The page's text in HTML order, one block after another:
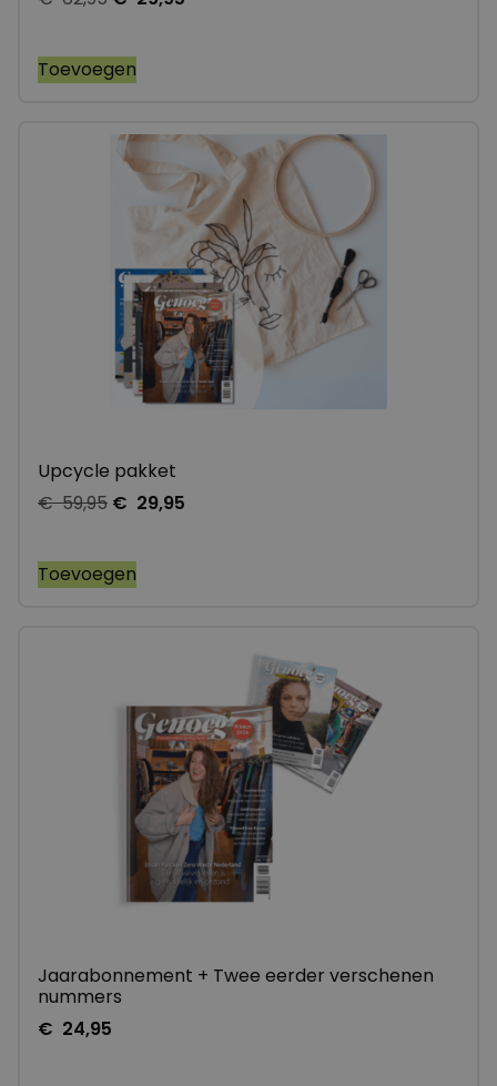
Toevoegen
Upcycle pakket
€59,95 € 29,95
Toevoegen
Jaarabonnement + Twee eerder verschenen
nummers
€ 24,95